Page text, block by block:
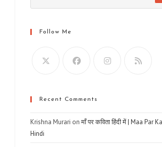
Follow Me
Recent Comments
Krishna Murari onमाँ पर कविता हिंदी में | Maa Par
Hindi